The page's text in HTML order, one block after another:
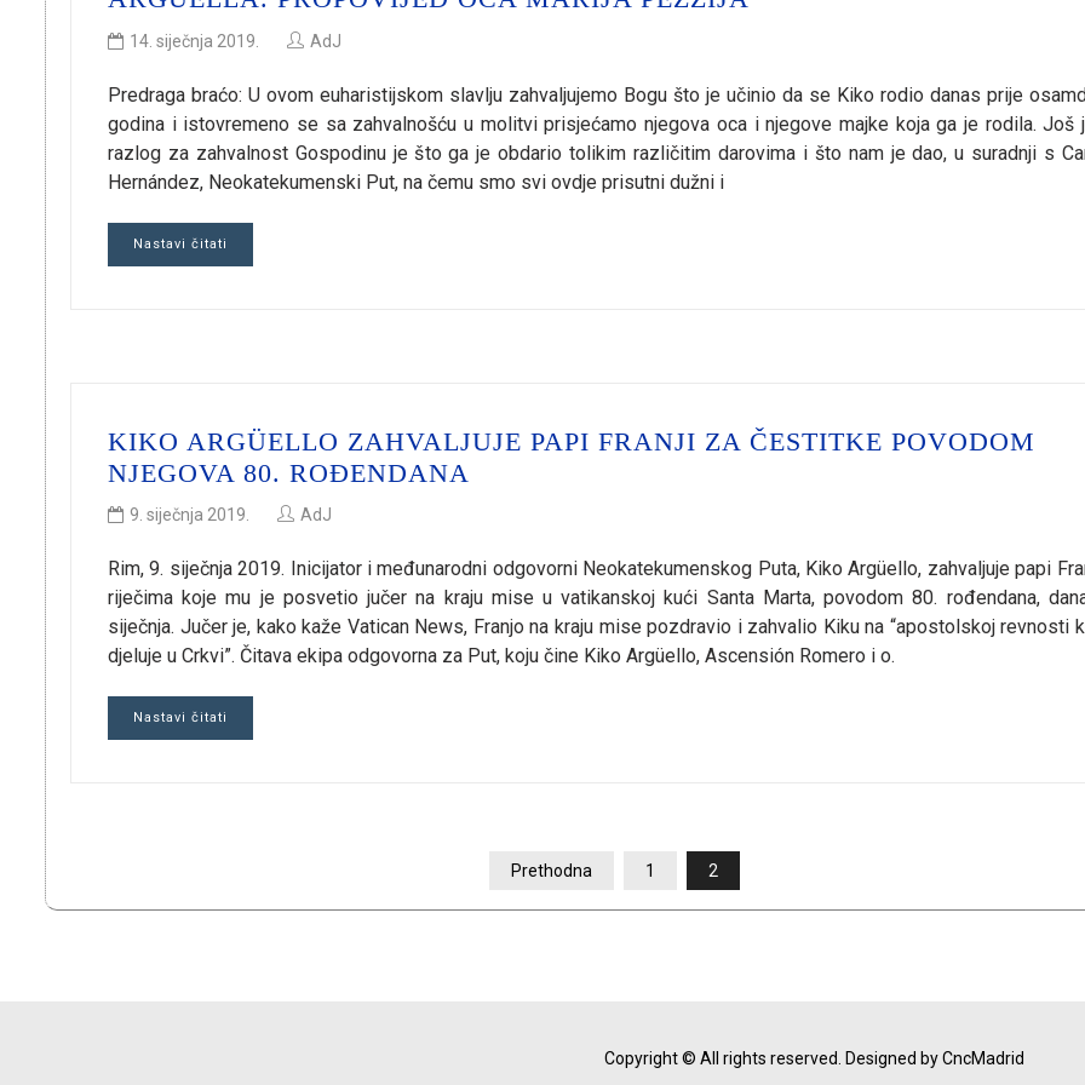
14. siječnja 2019. AdJ
Predraga braćo: U ovom euharistijskom slavlju zahvaljujemo Bogu što je učinio da se Kiko rodio danas prije
godina i istovremeno se sa zahvalnošću u molitvi prisjećamo njegova oca i njegove majke koja ga je rodila. Još
razlog za zahvalnost Gospodinu je što ga je obdario tolikim različitim darovima i što nam je dao, u suradnji s
Hernández, Neokatekumenski Put, na čemu smo svi ovdje prisutni dužni i
Nastavi čitati
KIKO ARGÜELLO ZAHVALJUJE PAPI FRANJI ZA ČESTITKE POVODOM
NJEGOVA 80. ROĐENDANA
9. siječnja 2019. AdJ
Rim, 9. siječnja 2019. Inicijator i međunarodni odgovorni Neokatekumenskog Puta, Kiko Argüello, zahvaljuje papi
riječima koje mu je posvetio jučer na kraju mise u vatikanskoj kući Santa Marta, povodom 80. rođendana,
siječnja. Jučer je, kako kaže Vatican News, Franjo na kraju mise pozdravio i zahvalio Kiku na “apostolskoj revnosti
djeluje u Crkvi”. Čitava ekipa odgovorna za Put, koju čine Kiko Argüello, Ascensión Romero i o.
Nastavi čitati
STRANICA
Prethodna 1 2
Copyright © All rights reserved. Designed by CncMadrid